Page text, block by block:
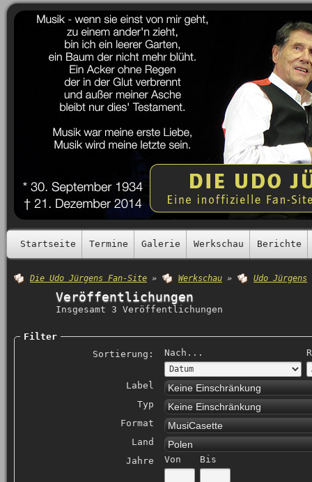
Startseite Termine Galerie Werkschau Berichte
Die Udo Jürgens Fan-Site » Werkschau » Udo Jürgens
Veröffentlichungen
Insgesamt 3 Veröffentlichungen
Filter
Sortierung:
Nach...
Label Keine Einschränkung
Typ Keine Einschränkung
Format MusiCasette
Land Polen
Jahre Von Bis